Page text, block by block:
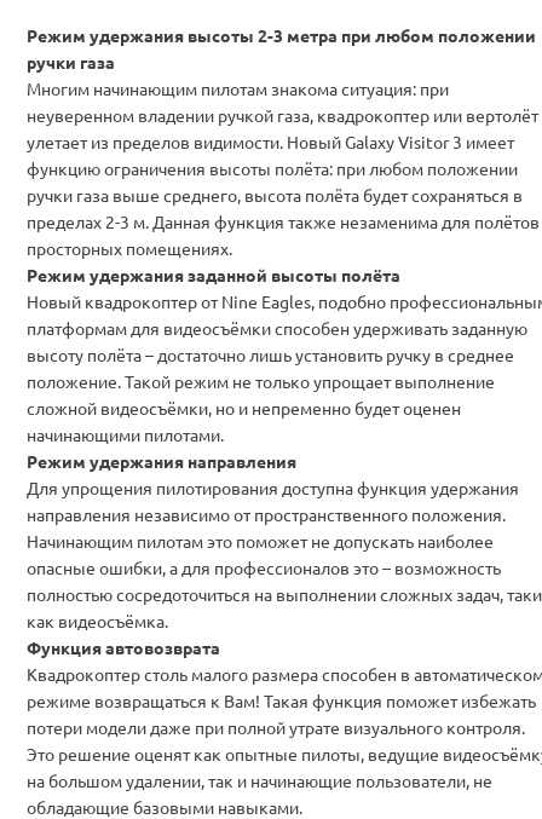
Режим удержания высоты 2-3 метра при любом положении
ручки газа
Многим начинающим пилотам знакома ситуация: при
неуверенном владении ручкой газа, квадрокоптер или вертолёт
улетает из пределов видимости. Новый Galaxy Visitor 3 имеет
функцию ограничения высоты полёта: при любом положении
ручки газа выше среднего, высота полёта будет сохраняться в
пределах 2-3 м. Данная функция также незаменима для
просторных помещениях.
Режим удержания заданной высоты полёта
Новый квадрокоптер от Nine Eagles, подобно
платформам для видеосъёмки способен удерживать заданную
высоту полёта – достаточно лишь установить ручку в среднее
положение. Такой режим не только упрощает выполнение
сложной видеосъёмки, но и непременно будет оценен
начинающими пилотами.
Режим удержания направления
Для упрощения пилотирования доступна функция удержания
направления независимо от пространственного положения.
Начинающим пилотам это поможет не допускать наиболее
опасные ошибки, а для профессионалов это – возможность
полностью сосредоточиться на выполнении сложных задач,
как видеосъёмка.
Функция автовозврата
Квадрокоптер столь малого размера способен в
режиме возвращаться к Вам! Такая функция поможет избежать
потери модели даже при полной утрате визуального контроля.
Это решение оценят как опытные пилоты, ведущие
на большом удалении, так и начинающие пользователи, не
обладающие базовыми навыками.